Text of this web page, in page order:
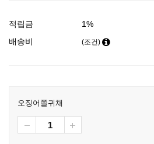
적립금
1%
배송비
(조건)
오징어쫄귀채